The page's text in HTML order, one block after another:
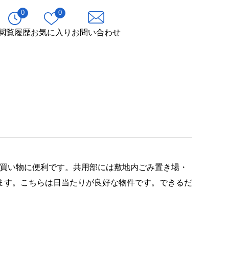
0
覧履歴
0
お気に入り お問い合わせ
い物に便利です。共用部には敷地内ごみ置き場・
。こちらは日当たりが良好な物件です。できるだ